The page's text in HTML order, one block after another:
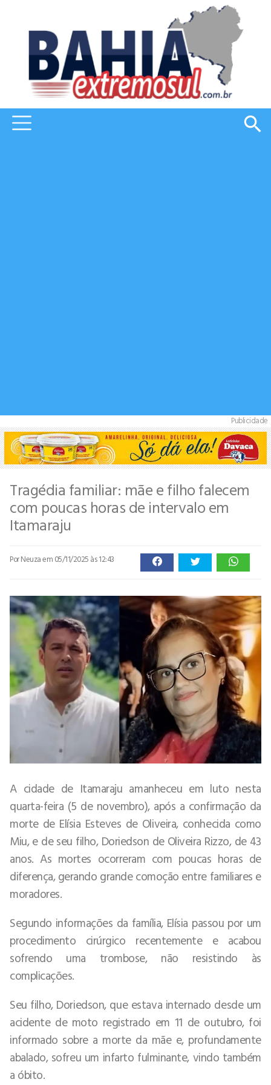
Publicidade
Tragédia familiar: mãe e filho falecem
com poucas horas de intervalo em
Itamaraju
Por Neuzaem 05/11/2025 às 12:43
A cidade de Itamaraju amanheceu em luto nesta
quarta-feira (5 de novembro), após a confirmação da
morte de Elísia Esteves de Oliveira, conhecida como
Miu, e de seu filho, Doriedson de Oliveira Rizzo, de 43
anos. As mortes ocorreram com poucas horas de
diferença, gerando grande comoção entre familiares e
moradores.
Segundo informações da família, Elísia passou por um
procedimento cirúrgico recentemente e acabou
sofrendo uma trombose, não resistindo às
complicações.
Seu filho, Doriedson, que estava internado desde um
acidente de moto registrado em 11 de outubro, foi
informado sobre a morte da mãe e, profundamente
abalado, sofreu um infarto fulminante, vindo também
a óbito.